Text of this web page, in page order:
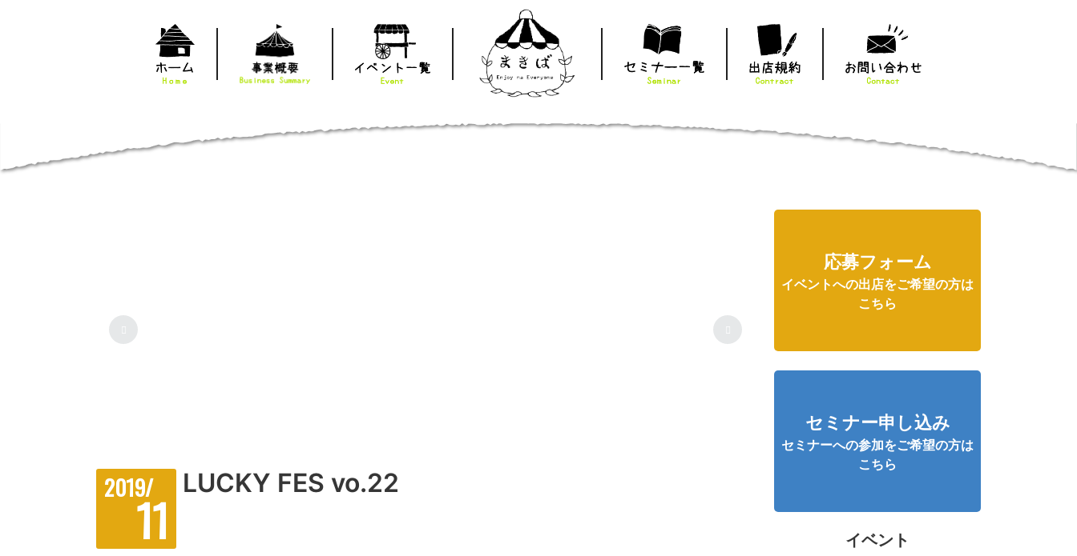
2019/11
LUCKY FES vo.22
応募フォーム
イベントへの出店をご希望の方は
こちら
セミナー申し込み
セミナーへの参加をご希望の方は
こちら
イベント